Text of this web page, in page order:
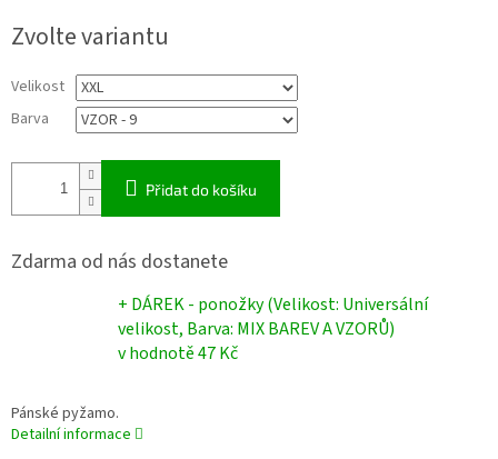
cena:
Zvolte variantu
Velikost
Barva
Přidat do košíku
Zdarma od nás dostanete
+ DÁREK - ponožky (Velikost: Universální
velikost, Barva: MIX BAREV A VZORŮ)
v hodnotě 47 Kč
Pánské pyžamo.
Detailní informace